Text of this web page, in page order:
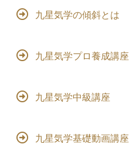
九星気学の傾斜とは
九星気学プロ養成講座
九星気学中級講座
九星気学基礎動画講座